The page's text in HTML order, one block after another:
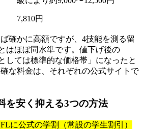
7,810円
確かに高額ですが、4技能を測る留
はほぼ同水準です。値下げ後の
しては標準的な価格帯」になったと
な料金は、それぞれの公式サイトで
を安く抑える3つの方法
に公式の学割（常設の学生割引）